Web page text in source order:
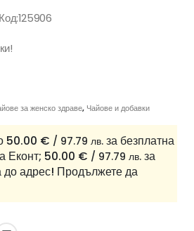
за женско здраве, Чайове и добавки
50.00 € / 97.79 лв. за безплатна
Еконт; 50.00 € / 97.79 лв. за
до адрес! Продължете да